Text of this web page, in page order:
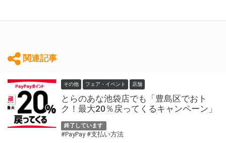
関連記事
その他 フェア・イベント 店舗
とらのあな池袋店でも「豊島区でおト
ク！最大20％戻ってくるキャンペーン」
終了しています
#PayPay #支払い方法